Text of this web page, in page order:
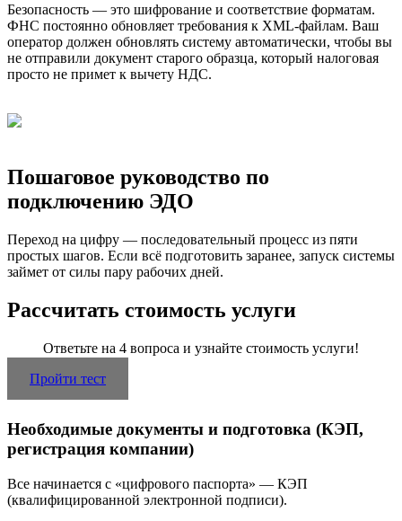
Безопасность — это шифрование и соответствие форматам.
ФНС постоянно обновляет требования к XML-файлам. Ваш
оператор должен обновлять систему автоматически, чтобы вы
не отправили документ старого образца, который налоговая
просто не примет к вычету НДС.
Пошаговое руководство по
подключению ЭДО
Переход на цифру — последовательный процесс из пяти
простых шагов. Если всё подготовить заранее, запуск системы
займет от силы пару рабочих дней.
Рассчитать стоимость услуги
Ответьте на 4 вопроса и узнайте стоимость услуги!
Пройти тест
Необходимые документы и подготовка (КЭП,
регистрация компании)
Все начинается с «цифрового паспорта» — КЭП
(квалифицированной электронной подписи).